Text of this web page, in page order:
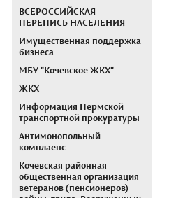
ВСЕРОССИЙСКАЯ
ПЕРЕПИСЬ НАСЕЛЕНИЯ
Имущественная поддержка
бизнеса
МБУ "Кочевское ЖКХ"
ЖКХ
Информация Пермской
транспортной прокуратуры
Антимонопольный
комплаенс
Кочевская районная
общественная организация
ветеранов (пенсионеров)